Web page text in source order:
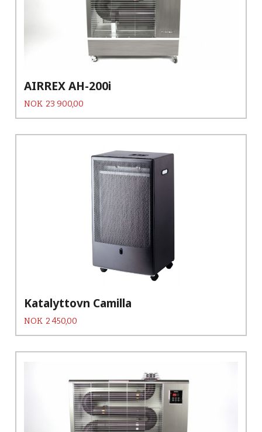
AIRREX AH-200i
Pris
NOK 23 900,00
Katalyttovn Camilla
Pris
NOK 2 450,00